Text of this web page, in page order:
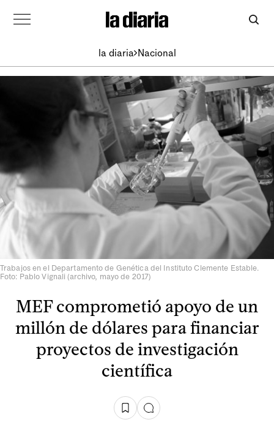
la diaria Nacional
Trabajos en el Departamento de Genética del Instituto Clemente Estable.
Foto: Pablo Vignali (archivo, mayo de 2017)
MEF comprometió apoyo de un
millón de dólares para financiar
proyectos de investigación
científica